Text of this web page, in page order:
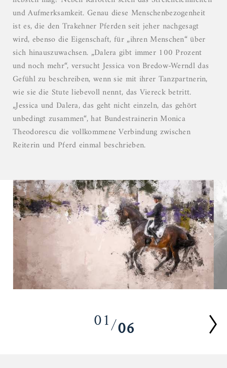
und Aufmerksamkeit. Genau diese Menschenbezogenheit
ist es, die den Trakehner Pferden seit jeher nachgesagt
wird, ebenso die Eigenschaft, für „ihren Menschen“ über
sich hinauszuwachsen. „Dalera gibt immer 100 Prozent
und noch mehr“, versucht Jessica von Bredow-Werndl das
Gefühl zu beschreiben, wenn sie mit ihrer Tanzpartnerin,
wie sie die Stute liebevoll nennt, das Viereck betritt.
„Jessica und Dalera, das geht nicht einzeln, das gehört
unbedingt zusammen“, hat Bundestrainerin Monica
Theodorescu die vollkommene Verbindung zwischen
Reiterin und Pferd einmal beschrieben.
01 06